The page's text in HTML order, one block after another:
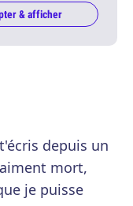
& afficher
depuis un
mort,
je puisse